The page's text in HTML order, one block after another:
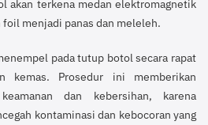
akan terkena medan elektromagnetik
menjadi panas dan meleleh.
pada tutup botol secara rapat
kemas. Prosedur ini memberikan
dan kebersihan, karena
kontaminasi dan kebocoran yang